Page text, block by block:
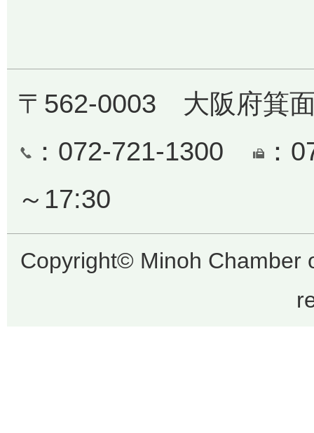
〒562-0003 大阪府箕
：072-721-1300
：
～17:30
Copyright© Minoh